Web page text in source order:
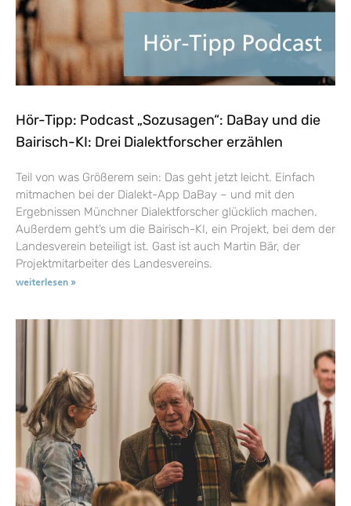
Hör-Tipp: Podcast „Sozusagen“: DaBay und die
Bairisch-KI: Drei Dialektforscher erzählen
Teil von was Größerem sein: Das geht jetzt leicht. Einfach
mitmachen bei der Dialekt-App DaBay – und mit den
Ergebnissen Münchner Dialektforscher glücklich machen.
Außerdem geht’s um die Bairisch-KI, ein Projekt, bei dem der
Landesverein beteiligt ist. Gast ist auch Martin Bär, der
Projektmitarbeiter des Landesvereins.
weiterlesen »